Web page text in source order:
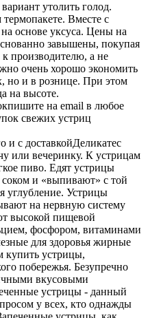
утолить голод.
Вместе с
основе уксуса. Цены на
завышены, покупая
производителю, а не
очень хорошо экономить
но и в рознице. При этом
на высоте.
пишите на email в любое
свежих устриц
и с доставкойДеликатес
или вечеринку. К устрицам
пиво. Едят устрицы
и «выпивают» с той
углубление. Устрицы
на нервную систему
высокой пищевой
фосфором, витаминами
для здоровья жирные
купить устрицы,
побережья. Безупречно
вкусовыми
устрицы - данный
у всех, кто однажды